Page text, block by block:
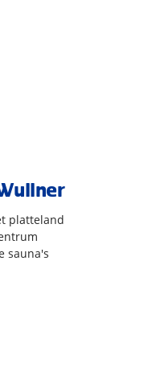
platteland
sauna's